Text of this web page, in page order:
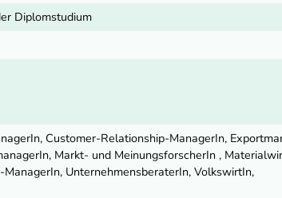
Diplomstudium
Customer-Relationship-ManagerIn,
Markt- und MeinungsforscherIn ,
UnternehmensberaterIn, VolkswirtIn,